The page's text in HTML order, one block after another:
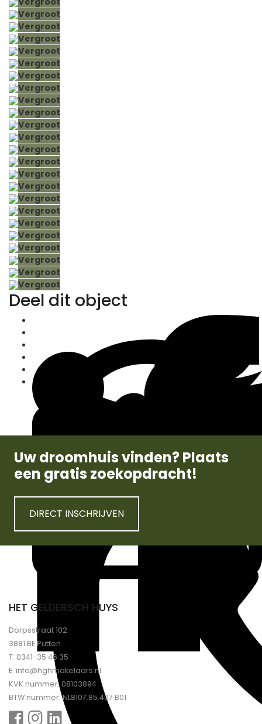
Vergroot
Vergroot
Vergroot
Vergroot
Vergroot
Vergroot
Vergroot
Vergroot
Vergroot
Vergroot
Vergroot
Vergroot
Vergroot
Vergroot
Vergroot
Vergroot
Vergroot
Vergroot
Vergroot
Vergroot
Vergroot
Vergroot
Vergroot
Deel dit object
Uw droomhuis vinden? Plaats
een gratis zoekopdracht!
DIRECT INSCHRIJVEN
HET GELDERSCH HUYS
Dorpsstraat 102
3881 BE Putten
T: 0341-35 46 35
E: info@hghmakelaars.nl
KVK nummer: 08103894
BTW nummer: NL8107.85.407 B01